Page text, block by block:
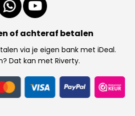
of achteraf betalen
via je eigen bank met iDeal.
Dat kan met Riverty.